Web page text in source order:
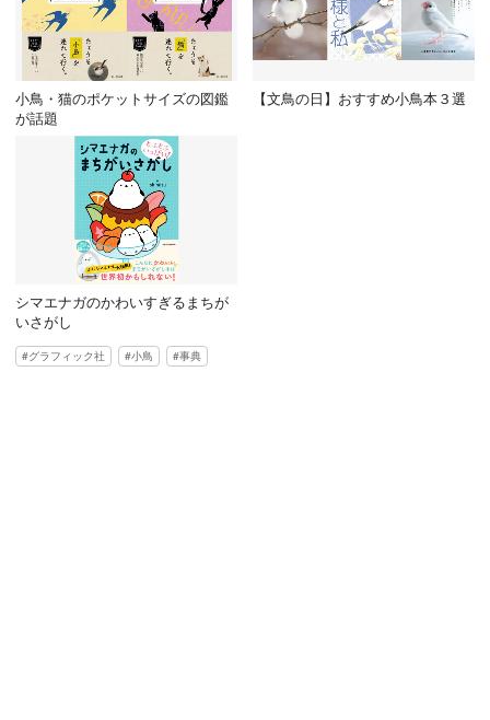
小鳥・猫のポケットサイズの図鑑
が話題
【文鳥の日】おすすめ小鳥本３選
シマエナガのかわいすぎるまちが
いさがし
グラフィック社 小鳥 事典